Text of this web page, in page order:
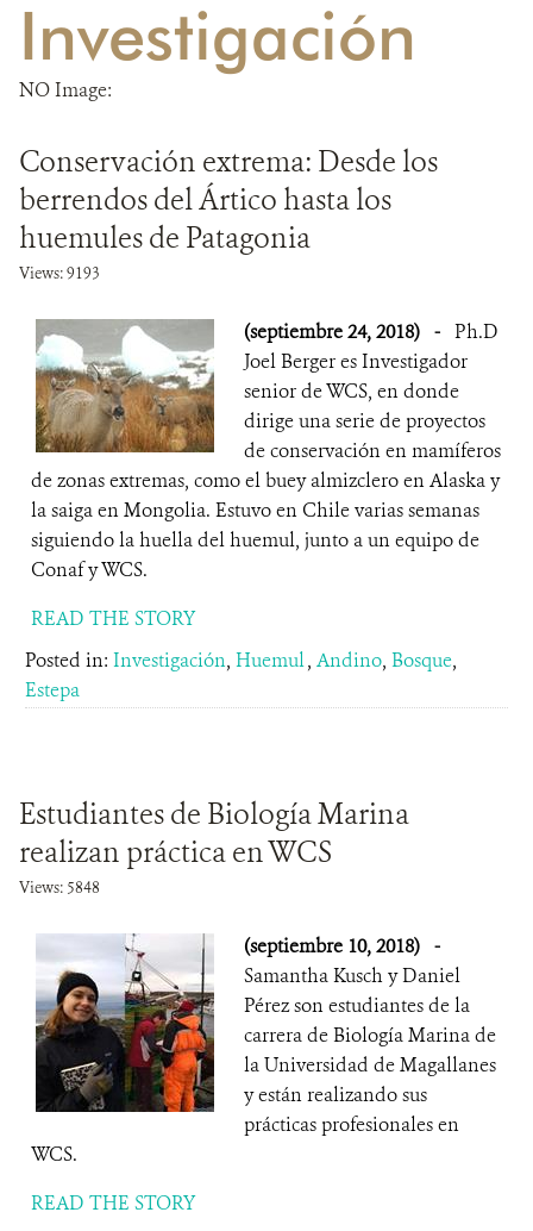
DONA
Investigación
NO Image:
Conservación extrema: Desde los
berrendos del Ártico hasta los
huemules de Patagonia
Views: 9193
(septiembre 24, 2018) - Ph.D
Joel Berger es Investigador
senior de WCS, en donde
dirige una serie de proyectos
de conservación en mamíferos
de zonas extremas, como el buey almizclero en Alaska y
la saiga en Mongolia. Estuvo en Chile varias semanas
siguiendo la huella del huemul, junto a un equipo de
Conaf y WCS.
READ THE STORY
Posted in: Investigación, Huemul, Andino, Bosque,
Estepa
Estudiantes de Biología Marina
realizan práctica en WCS
Views: 5848
(septiembre 10, 2018) -
Samantha Kusch y Daniel
Pérez son estudiantes de la
carrera de Biología Marina de
la Universidad de Magallanes
y están realizando sus
prácticas profesionales en
WCS.
READ THE STORY